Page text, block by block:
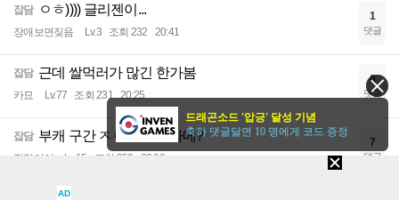
잡담 ㅇㅎ)))) 글리젠이...
장애보면짖음 Lv.3 조회 232 20:41
1
댓글
잡담 근데 쌀먹러가 많긴 한가봄
카묘 Lv.77 조회 231 20:25
0
댓글
잡담 부캐 구간 ㅈㄴ 지옥이라메?
전민이이 Lv.15 조회 353 20:22
7
댓글
AD
드래곤소드 '압긍' 달성 기념
축하 댓글달면 10 명에게 코드 증정